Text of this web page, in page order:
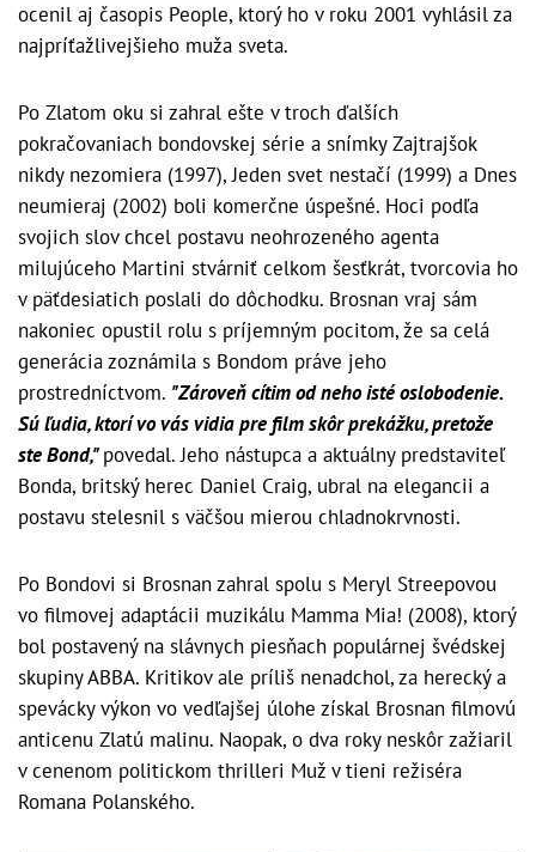
ocenil aj časopis People, ktorý ho v roku 2001 vyhlásil za
najpríťažlivejšieho muža sveta.
Po Zlatom oku si zahral ešte v troch ďalších
pokračovaniach bondovskej série a snímky Zajtrajšok
nikdy nezomiera (1997), Jeden svet nestačí (1999) a Dnes
neumieraj (2002) boli komerčne úspešné. Hoci podľa
svojich slov chcel postavu neohrozeného agenta
milujúceho Martini stvárniť celkom šesťkrát, tvorcovia ho
v päťdesiatich poslali do dôchodku. Brosnan vraj sám
nakoniec opustil rolu s príjemným pocitom, že sa celá
generácia zoznámila s Bondom práve jeho
prostredníctvom. "Zároveň cítim od neho isté oslobodenie.
Sú ľudia, ktorí vo vás vidia pre film skôr prekážku, pretože
ste Bond,"povedal. Jeho nástupca a aktuálny predstaviteľ
Bonda, britský herec Daniel Craig, ubral na elegancii a
postavu stelesnil s väčšou mierou chladnokrvnosti.
Po Bondovi si Brosnan zahral spolu s Meryl Streepovou
vo filmovej adaptácii muzikálu Mamma Mia! (2008), ktorý
bol postavený na slávnych piesňach populárnej švédskej
skupiny ABBA. Kritikov ale príliš nenadchol, za herecký a
spevácky výkon vo vedľajšej úlohe získal Brosnan filmovú
anticenu Zlatú malinu. Naopak, o dva roky neskôr zažiaril
v cenenom politickom thrilleri Muž v tieni režiséra
Romana Polanského.